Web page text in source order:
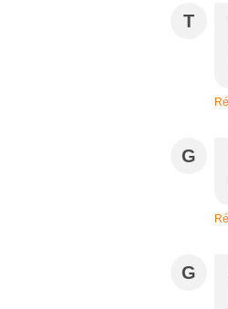
T
G
G